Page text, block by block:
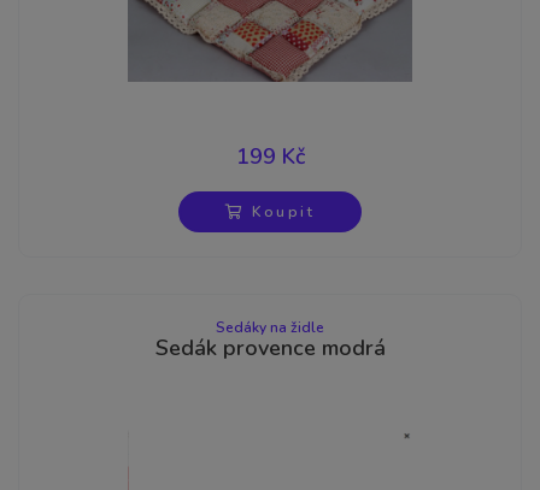
199 Kč
Koupit
Sedáky na židle
Sedák provence modrá